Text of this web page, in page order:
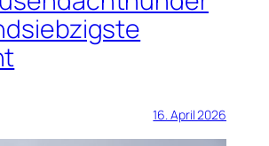
16. April 2026